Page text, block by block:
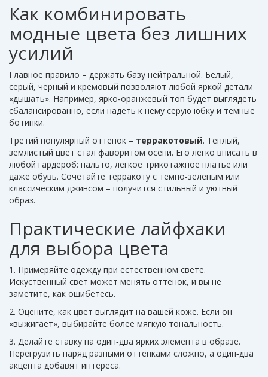
Как комбинировать
модные цвета без лишних
усилий
Главное правило – держать базу нейтральной. Белый,
серый, черный и кремовый позволяют любой яркой детали
«дышать». Например, ярко‑оранжевый топ будет выглядеть
сбалансированно, если надеть к нему серую юбку и темные
ботинки.
Третий популярный оттенок – терракотовый. Тёплый,
землистый цвет стал фаворитом осени. Его легко вписать в
любой гардероб: пальто, лёгкое трикотажное платье или
даже обувь. Сочетайте терракоту с темно‑зелёным или
классическим джинсом – получится стильный и уютный
образ.
Практические лайфхаки
для выбора цвета
1. Примеряйте одежду при естественном свете.
Искуственный свет может менять оттенок, и вы не
заметите, как ошибётесь.
2. Оцените, как цвет выглядит на вашей коже. Если он
«выжигает», выбирайте более мягкую тональность.
3. Делайте ставку на один‑два ярких элемента в образе.
Перегрузить наряд разными оттенками сложно, а один‑два
акцента добавят интереса.